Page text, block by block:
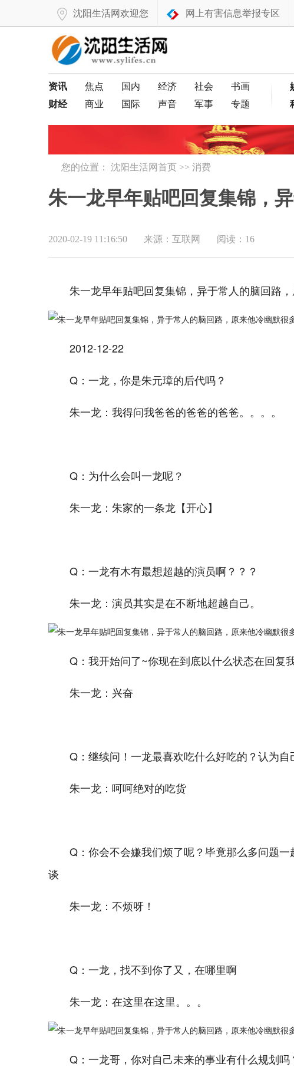
沈阳生活网欢迎您 网上有害信息举报专区
资讯 焦点 国内 经济 社会
书画
财经
商业 国际 声音 军事 专题
您的位置： 沈阳生活网首页 >> 消费
朱一龙早年贴吧回复集锦，
2020-02-19 11:16:50 来源：互联网 阅读：16
朱一龙早年贴吧回复集锦，异于常人的脑回路
2012-12-22
Q：一龙，你是朱元璋的后代吗？
朱一龙：我得问我爸爸的爸爸的爸爸。。。。
Q：为什么会叫一龙呢？
朱一龙：朱家的一条龙【开心】
Q：一龙有木有最想超越的演员啊？？？
朱一龙：演员其实是在不断地超越自己。
Q：我开始问了~你现在到底以什么状态在回复
朱一龙：兴奋
Q：继续问！一龙最喜欢吃什么好吃的？认为自
朱一龙：呵呵绝对的吃货
Q：你会不会嫌我们烦了呢？毕竟那么多问题
谈
朱一龙：不烦呀！
Q：一龙，找不到你了又，在哪里啊
朱一龙：在这里在这里。。。
Q：一龙哥，你对自己未来的事业有什么规划吗